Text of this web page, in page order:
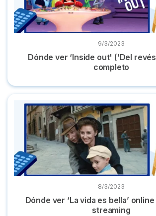
9/3/2023
Dónde ver ‘Inside out' ('Del
completo
Dónde ver ‘La vida es bella’ online
8/3/2023
Dónde ver ‘La vida es bella’
streaming